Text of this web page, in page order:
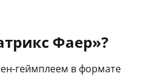
Фаер»?
геймплеем в формате